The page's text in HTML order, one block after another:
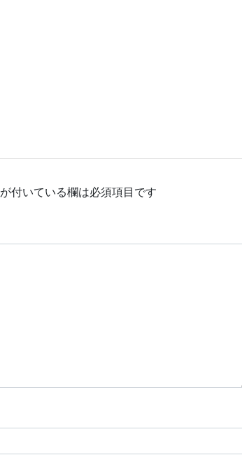
が付いている欄は必須項目です